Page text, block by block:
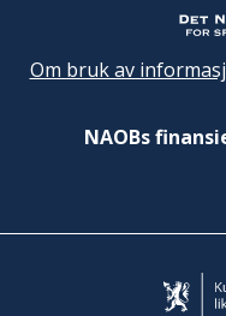
Om bruk av
NAOBs